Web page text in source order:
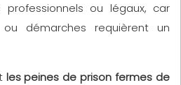
ou légaux, car
ou démarches requièrent un
les peines de prison fermes de